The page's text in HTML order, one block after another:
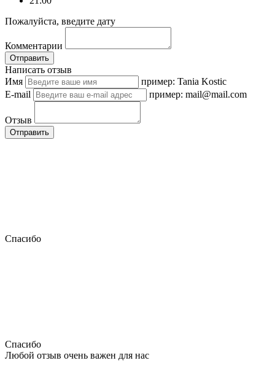
Пожалуйста, введите дату
Комментарии
Отправить
Написать отзыв
Имя
пример: Tania Kostic
E-mail
пример: mail@mail.com
Отзыв
Отправить
Спасибо
Спасибо
Любой отзыв очень важен для нас